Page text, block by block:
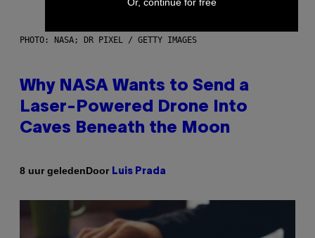
PHOTO: NASA; DR PIXEL / GETTY IMAGES
Why NASA Wants to Send a
Laser-Powered Drone Into
Caves Beneath the Moon
8 uur geledenDoor Luis Prada